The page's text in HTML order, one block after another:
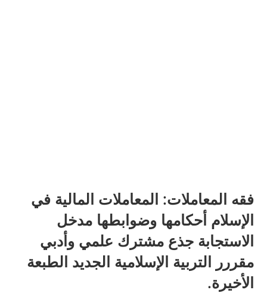
فقه المعاملات: المعاملات المالية في
الإسلام أحكامها وضوابطها مدخل
الاستجابة جذع مشترك علمي وأدبي
مقررر التربية الإسلامية الجديد الطبعة
الأخيرة.